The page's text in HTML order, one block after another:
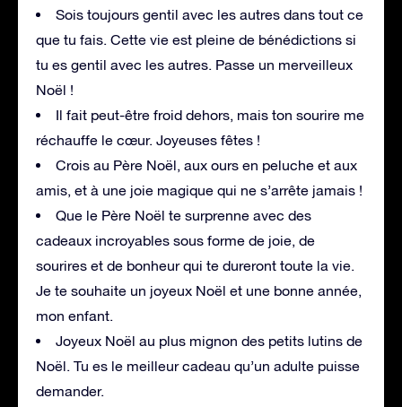
Sois toujours gentil avec les autres dans tout ce
que tu fais. Cette vie est pleine de bénédictions si
tu es gentil avec les autres. Passe un merveilleux
Noël !
Il fait peut-être froid dehors, mais ton sourire me
réchauffe le cœur. Joyeuses fêtes !
Crois au Père Noël, aux ours en peluche et aux
amis, et à une joie magique qui ne s’arrête jamais !
Que le Père Noël te surprenne avec des
cadeaux incroyables sous forme de joie, de
sourires et de bonheur qui te dureront toute la vie.
Je te souhaite un joyeux Noël et une bonne année,
mon enfant.
Joyeux Noël au plus mignon des petits lutins de
Noël. Tu es le meilleur cadeau qu’un adulte puisse
demander.